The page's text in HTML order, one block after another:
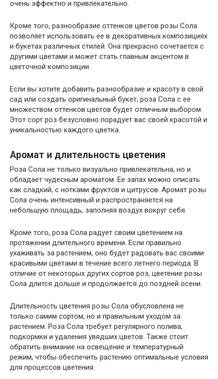
очень эффектно и привлекательно.
Кроме того, разнообразие оттенков цветов розы Сола
позволяет использовать ее в декоративных композициях
и букетах различных стилей. Она прекрасно сочетается с
другими цветами и может стать главным акцентом в
цветочной композиции.
Если вы хотите добавить разнообразие и красоту в свой
сад или создать оригинальный букет, роза Сола с ее
множеством оттенков цветов будет отличным выбором.
Этот сорт роз безусловно порадует вас своей красотой и
уникальностью каждого цветка.
Аромат и длительность цветения
Роза Сола не только визуально привлекательна, но и
обладает чудесным ароматом. Ее запах можно описать
как сладкий, с нотками фруктов и цитрусов. Аромат розы
Сола очень интенсивный и распространяется на
небольшую площадь, заполняя воздух вокруг себя.
Кроме того, роза Сола радует своим цветением на
протяжении длительного времени. Если правильно
ухаживать за растением, оно будет радовать вас своими
красивыми цветами в течение всего летнего периода. В
отличие от некоторых других сортов роз, цветение розы
Сола длится дольше и продолжается до поздней осени.
Длительность цветения розы Сола обусловлена не
только самим сортом, но и правильным уходом за
растением. Роза Сола требует регулярного полива,
подкормки и удаления увядших цветов. Также стоит
обратить внимание на освещение и температурный
режим, чтобы обеспечить растению оптимальные условия
для процессов цветения.